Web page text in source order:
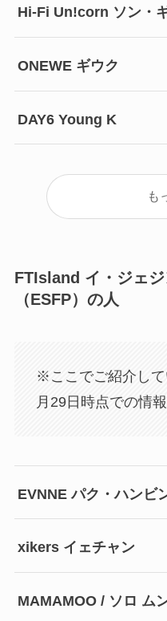
Hi-Fi Un!corn ソン・
ONEWE ギウク
DAY6 Young K
も
FTIsland イ・ジェ
（ESFP）の人
※ここでご紹介し
月29日時点での情報
EVNNE パク・ハンビ
xikers イェチャン
MAMAMOO / ソロ ム